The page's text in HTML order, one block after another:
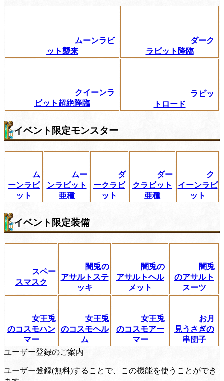
ムーンラビ
ット襲来
ダーク
ラビット降臨
クイーンラ
ビット超絶降臨
ラビッ
トロード
イベント限定モンスター
ム
ーンラビ
ット
ムー
ンラビット
亜種
ダ
ークラビ
ット
ダー
クラビット
亜種
ク
イーンラビ
ット
イベント限定装備
スペー
スマスク
闇兎の
アサルトステ
ッキ
闇兎の
アサルトヘル
メット
闇兎
のアサルト
スーツ
女王兎
のコスモハン
マー
女王兎
のコスモヘル
ム
女王兎
のコスモアー
マー
お月
見うさぎの
串団子
ユーザー登録のご案内
ユーザー登録(無料)することで、この機能を使うことができ